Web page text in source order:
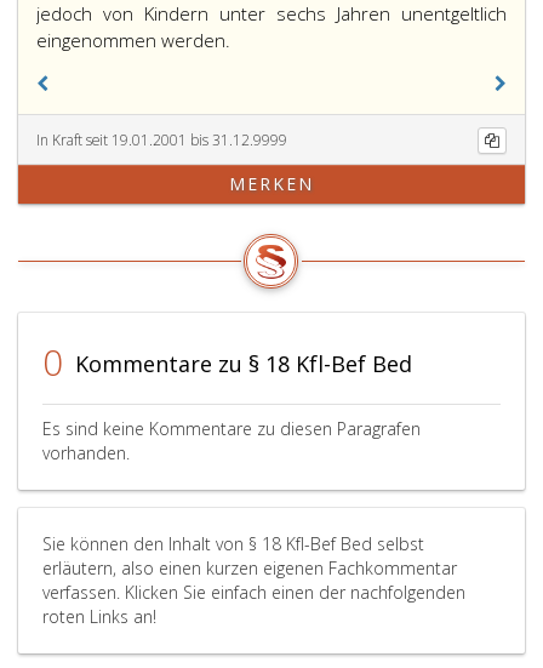
jedoch von Kindern unter sechs Jahren unentgeltlich
eingenommen werden.
In Kraft seit 19.01.2001 bis 31.12.9999
MERKEN
0 Kommentare zu § 18 Kfl-Bef Bed
Es sind keine Kommentare zu diesen Paragrafen
vorhanden.
Sie können den Inhalt von § 18 Kfl-Bef Bed selbst
erläutern, also einen kurzen eigenen Fachkommentar
verfassen. Klicken Sie einfach einen der nachfolgenden
roten Links an!